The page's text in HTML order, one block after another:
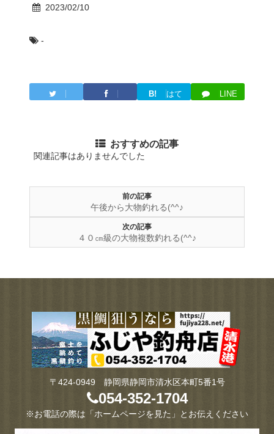
2023/02/10
-
B!
はて
LINE
おすすめの記事
関連記事はありませんでした
前の記事
午後から大物釣れる(^^♪
次の記事
４０㎝級の大物複数釣れる(^^♪
〒424-0949 静岡県静岡市清水区本町5番1号
054-352-1704
※お電話の際は「ホームページを見た」とお伝えください